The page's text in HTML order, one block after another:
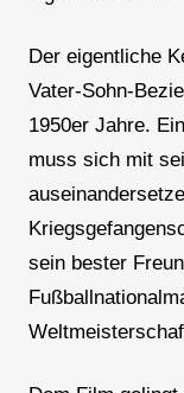
Der eigentliche
Vater-Sohn-
1950er Jahre.
muss sich mit
sein bester